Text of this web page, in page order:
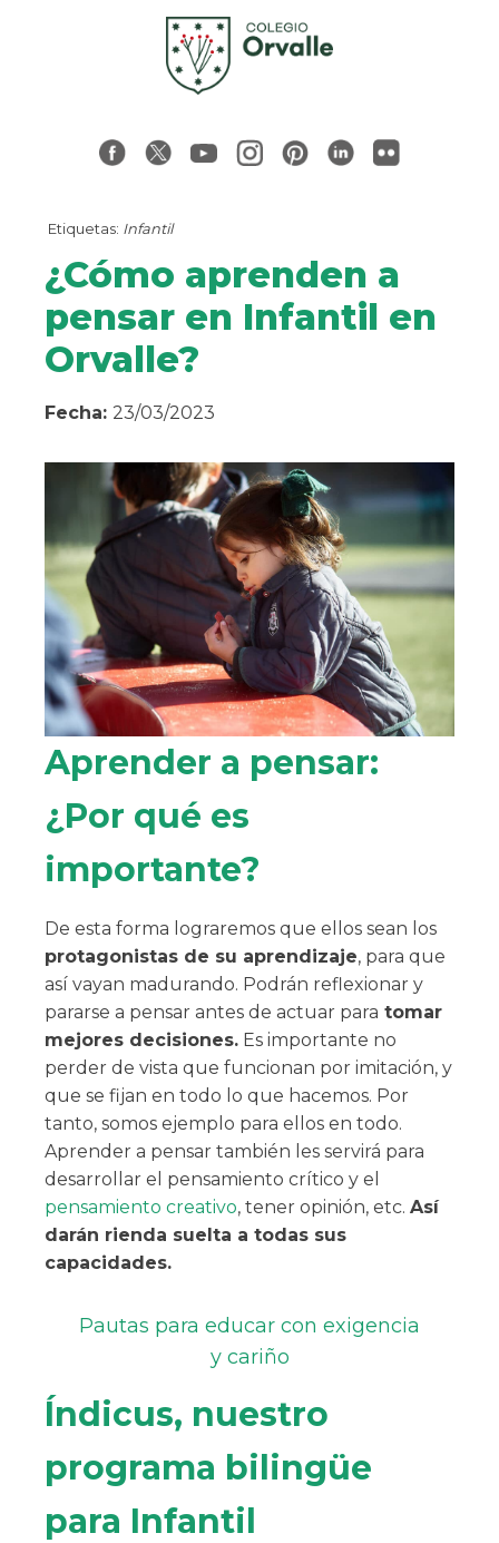
Etiquetas: Infantil
¿Cómo aprenden a
pensar en Infantil en
Orvalle?
Fecha: 23/03/2023
Aprender a pensar:
¿Por qué es
importante?
De esta forma lograremos que ellos sean los
protagonistas de su aprendizaje, para que
así vayan madurando. Podrán reflexionar y
pararse a pensar antes de actuar para tomar
mejores decisiones. Es importante no
perder de vista que funcionan por imitación, y
que se fijan en todo lo que hacemos. Por
tanto, somos ejemplo para ellos en todo.
Aprender a pensar también les servirá para
desarrollar el pensamiento crítico y el
pensamiento creativo, tener opinión, etc. Así
darán rienda suelta a todas sus
capacidades.
Pautas para educar con exigencia
y cariño
Índicus, nuestro
programa bilingüe
para Infantil